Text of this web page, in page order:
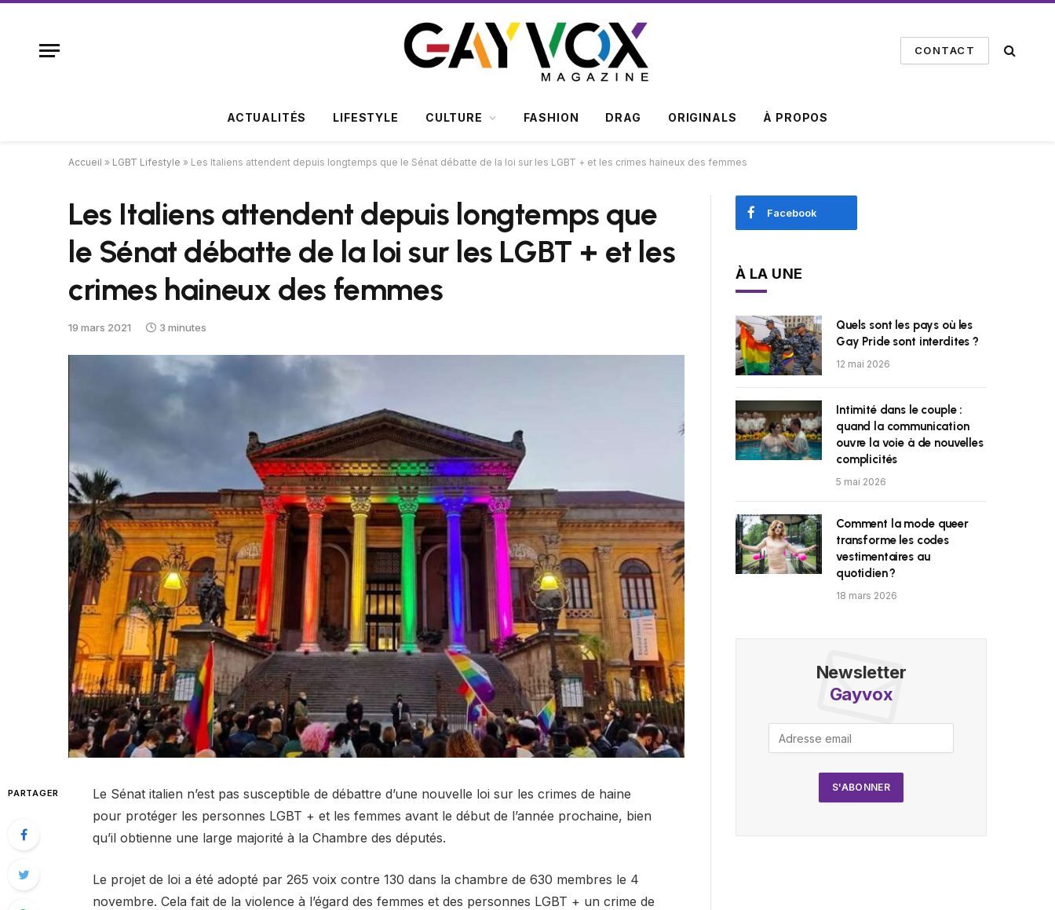
CONTACT
ACTUALITÉS LIFESTYLE CULTURE FASHION DRAG ORIGINALS À PROPOS
Accueil » LGBT Lifestyle » Les Italiens attendent depuis longtemps que le Sénat débatte de la loi sur les LGBT + et les crimes haineux des femmes
Les Italiens attendent depuis longtemps que
le Sénat débatte de la loi sur les LGBT + et les
crimes haineux des femmes
19 mars 2021 3 minutes
PARTAGER
Le Sénat italien n’est pas susceptible de débattre d’une nouvelle loi sur les crimes de haine
pour protéger les personnes LGBT + et les femmes avant le début de l’année prochaine, bien
qu’il obtienne une large majorité à la Chambre des députés.
Le projet de loi a été adopté par 265 voix contre 130 dans la chambre de 630 membres le 4
novembre. Cela fait de la violence à l’égard des femmes et des personnes LGBT + un crime de
Facebook
À LA UNE
Quels sont les pays où les
Gay Pride sont interdites ?
12 mai 2026
Intimité dans le couple :
quand la communication
ouvre la voie à de nouvelles
complicités
5 mai 2026
Comment la mode queer
transforme les codes
vestimentaires au
quotidien ?
18 mars 2026
Newsletter
Gayvox